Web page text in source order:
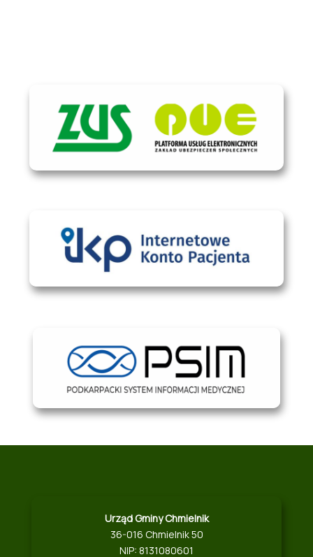
Urząd Gminy Chmielnik
36-016 Chmielnik 50
NIP: 8131080601